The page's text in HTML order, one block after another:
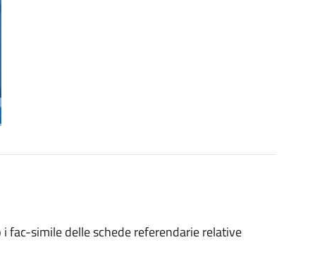
fac-simile delle schede referendarie relative